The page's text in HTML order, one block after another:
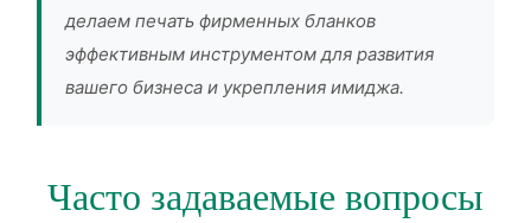
делаем печать фирменных бланков
эффективным инструментом для развития
вашего бизнеса и укрепления имиджа.
Часто задаваемые вопросы